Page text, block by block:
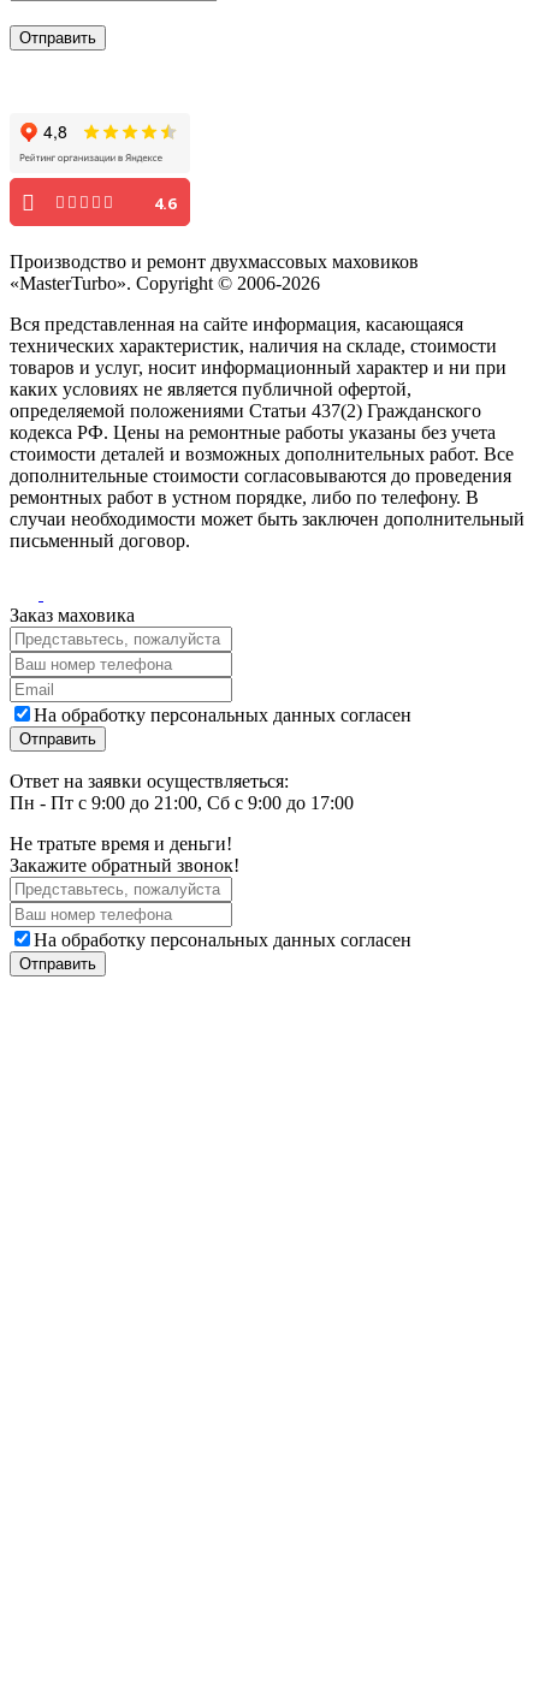
Отправить
4.6
Производство и ремонт двухмассовых маховиков
«MasterTurbo». Copyright © 2006-2026
Вся представленная на сайте информация, касающаяся
технических характеристик, наличия на складе, стоимости
товаров и услуг, носит информационный характер и ни при
каких условиях не является публичной офертой,
определяемой положениями Статьи 437(2) Гражданского
кодекса РФ. Цены на ремонтные работы указаны без учета
стоимости деталей и возможных дополнительных работ. Все
дополнительные стоимости согласовываются до проведения
ремонтных работ в устном порядке, либо по телефону. В
случаи необходимости может быть заключен дополнительный
письменный договор.
Заказ маховика
На обработку персональных данных согласен
Ответ на заявки осуществляеться:
Пн - Пт с 9:00 до 21:00, Сб с 9:00 до 17:00
Не тратьте время и деньги!
Закажите обратный звонок!
На обработку персональных данных согласен